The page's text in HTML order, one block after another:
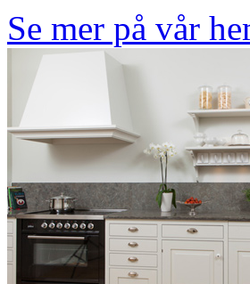
Se mer på vår